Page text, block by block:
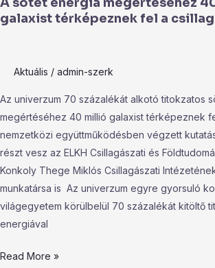
galaxist térképeznek fel a
Aktuális / admin-szerk
Az univerzum 70 százalékát alkotó titokzatos
megértéséhez 40 millió galaxist térképeznek
nemzetközi együttműködésben végzett
részt vesz az ELKH Csillagászati és
Konkoly Thege Miklós Csillagászati
munkatársa is Az univerzum egyre gyorsuló
világegyetem körülbelül 70 százalékát kitöltő
energiával
Read More »